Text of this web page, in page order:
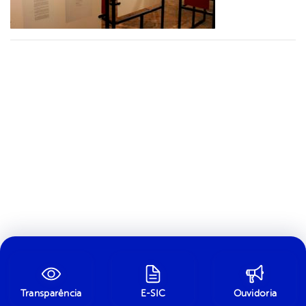
Transparência E-SIC Ouvidoria